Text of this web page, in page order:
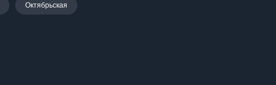
Октябрьская